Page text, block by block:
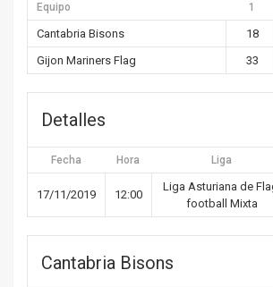
Equipo 1
Cantabria Bisons 18
Gijon Mariners Flag
33
Detalles
Fecha Hora Liga
17/11/2019 12:00
Liga Asturiana de
football Mixta
Cantabria Bisons